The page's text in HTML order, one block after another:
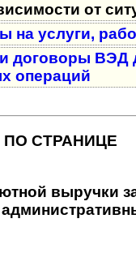
от
на услуги,
договоры ВЭД
операций
СТРАНИЦЕ
вы­ру­ч­ки